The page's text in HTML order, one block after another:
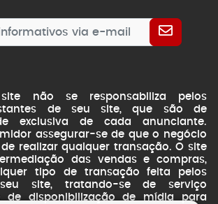
site não se responsabiliza pelos
de seu site, que são de
exclusiva de cada anunciante.
assegurar-se de que o negócio
realizar qualquer transação. O site
das vendas e compras,
tipo de transação feita pelos
site, tratando-se de serviço
de disponibilização de mídia para